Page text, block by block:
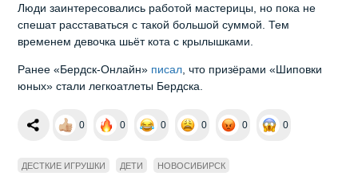
Люди заинтересовались работой мастерицы, но пока не
спешат расставаться с такой большой суммой. Тем
временем девочка шьёт кота с крылышками.
Ранее «Бердск-Онлайн» писал , что призёрами «Шиповки
юных» стали легкоатлеты Бердска.
0 0 0 0 0 0
ДЕСТКИЕ ИГРУШКИ ДЕТИ НОВОСИБИРСК